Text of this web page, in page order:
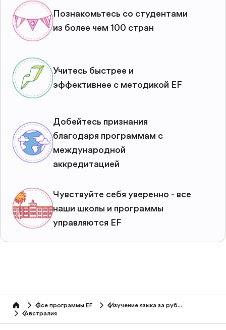
Познакомьтесь со студентами
из более чем 100 стран
Учитесь быстрее и
эффективнее с методикой EF
Добейтесь признания
благодаря программам с
международной
аккредитацией
Чувствуйте себя уверенно - все
наши школы и программы
управляются EF
home Все программы EF
Изучение языка за рубежом
Австралия